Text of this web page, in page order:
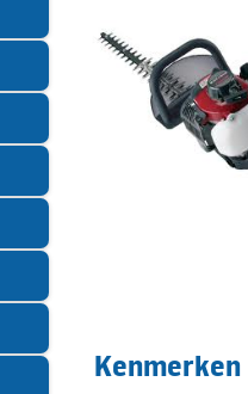
Kenmerken